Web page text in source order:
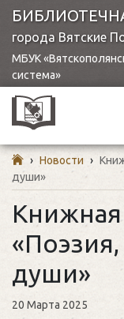
города Вятские
МБУК
система»
› Новости ›
души»
Книжная
души»
20 Марта 2025